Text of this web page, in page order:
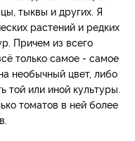
тыквы и других. Я
растений и редких
Причем из всего
только самое - самое
необычный цвет, либо
той или иной культуры.
томатов в ней более